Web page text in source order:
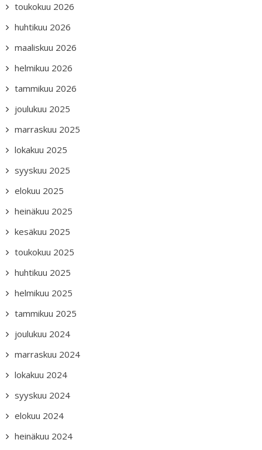
toukokuu 2026
huhtikuu 2026
maaliskuu 2026
helmikuu 2026
tammikuu 2026
joulukuu 2025
marraskuu 2025
lokakuu 2025
syyskuu 2025
elokuu 2025
heinäkuu 2025
kesäkuu 2025
toukokuu 2025
huhtikuu 2025
helmikuu 2025
tammikuu 2025
joulukuu 2024
marraskuu 2024
lokakuu 2024
syyskuu 2024
elokuu 2024
heinäkuu 2024